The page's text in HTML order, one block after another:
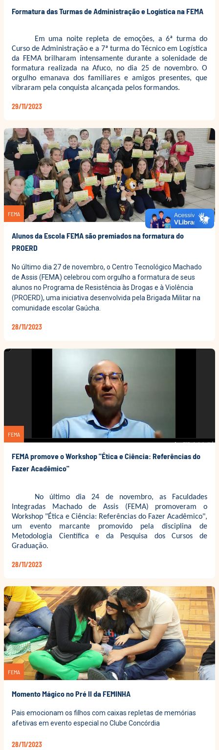
Formatura das Turmas de Administração e Logística na FEMA
Em uma noite repleta de emoções, a 6ª turma do
Curso de Administração e a 7ª turma do Técnico em Logística
da FEMA brilharam intensamente durante a solenidade de
formatura realizada na Afuco, no dia 25 de novembro. O
orgulho emanava dos familiares e amigos presentes, que
vibraram pela conquista alcançada pelos formandos.
29/11/2023
FEMA
Alunos da Escola FEMA são premiados na formatura do
PROERD
No último dia 27 de novembro, o Centro Tecnológico Machado
de Assis (FEMA) celebrou com orgulho a formatura de seus
alunos no Programa de Resistência às Drogas e à Violência
(PROERD), uma iniciativa desenvolvida pela Brigada Militar na
comunidade escolar Gaúcha.
28/11/2023
FEMA
FEMA promove o Workshop "Ética e Ciência: Referências do
Fazer Acadêmico"
No último dia 24 de novembro, as Faculdades
Integradas Machado de Assis (FEMA) promoveram o
Workshop "Ética e Ciência: Referências do Fazer Acadêmico",
um evento marcante promovido pela disciplina de
Metodologia Científica e da Pesquisa dos Cursos de
Graduação.
28/11/2023
FEMA
Momento Mágico no Pré II da FEMINHA
Pais emocionam os filhos com caixas repletas de memórias
afetivas em evento especial no Clube Concórdia
28/11/2023